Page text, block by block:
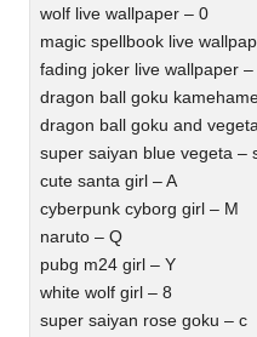
wolf live wallpaper – 0
magic spellbook live
fading joker live wallpaper –
dragon ball goku
dragon ball goku and
super saiyan blue vegeta –
cute santa girl – A
cyberpunk cyborg girl – M
naruto – Q
pubg m24 girl – Y
white wolf girl – 8
super saiyan rose goku – c